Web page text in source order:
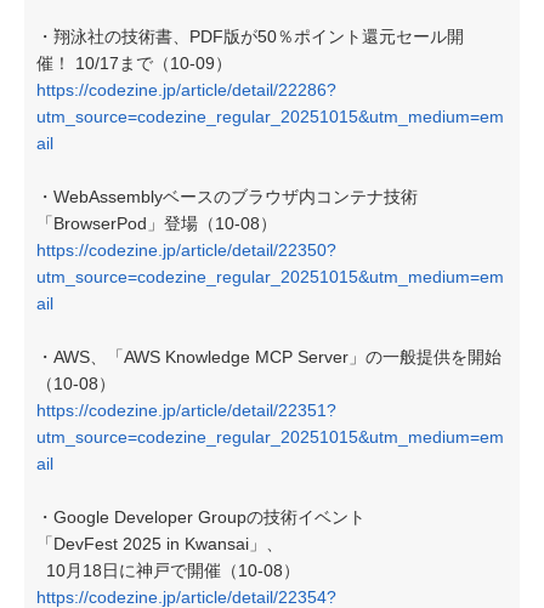
・翔泳社の技術書、PDF版が50％ポイント還元セール開
催！ 10/17まで（10-09）
https://codezine.jp/article/detail/22286?
utm_source=codezine_regular_20251015&utm_medium=em
ail
・WebAssemblyベースのブラウザ内コンテナ技術
「BrowserPod」登場（10-08）
https://codezine.jp/article/detail/22350?
utm_source=codezine_regular_20251015&utm_medium=em
ail
・AWS、「AWS Knowledge MCP Server」の一般提供を開始
（10-08）
https://codezine.jp/article/detail/22351?
utm_source=codezine_regular_20251015&utm_medium=em
ail
・Google Developer Groupの技術イベント
「DevFest 2025 in Kwansai」、
10月18日に神戸で開催（10-08）
https://codezine.jp/article/detail/22354?